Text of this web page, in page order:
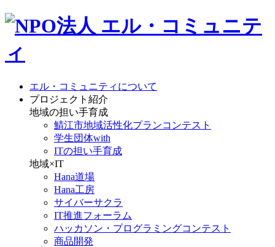
エル・コミュニティについて
プロジェクト紹介
地域の担い手育成
鯖江市地域活性化プランコンテスト
学生団体with
ITの担い手育成
地域×IT
Hana道場
Hana工房
サイバーサクラ
IT推進フォーラム
ハッカソン・プログラミングコンテスト
商品開発